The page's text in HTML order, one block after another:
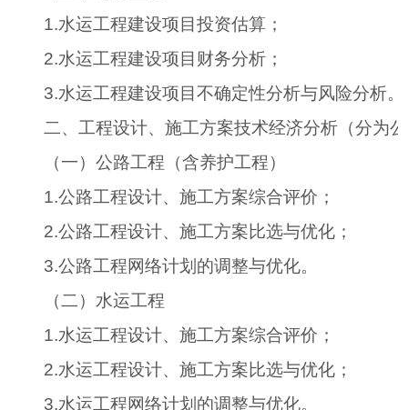
1.水运工程建设项目投资估算；
2.水运工程建设项目财务分析；
3.水运工程建设项目不确定性分析与风险分析。
二、工程设计、施工方案技术经济分析（分为
（一）公路工程（含养护工程）
1.公路工程设计、施工方案综合评价；
2.公路工程设计、施工方案比选与优化；
3.公路工程网络计划的调整与优化。
（二）水运工程
1.水运工程设计、施工方案综合评价；
2.水运工程设计、施工方案比选与优化；
3.水运工程网络计划的调整与优化。